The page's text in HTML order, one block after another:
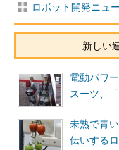
ロボット開発ニュ
新しい
電動パワ
スーツ、
未熟で青
伝いする